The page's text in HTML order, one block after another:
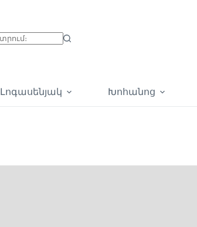
Լոգասենյակ Խոհանոց